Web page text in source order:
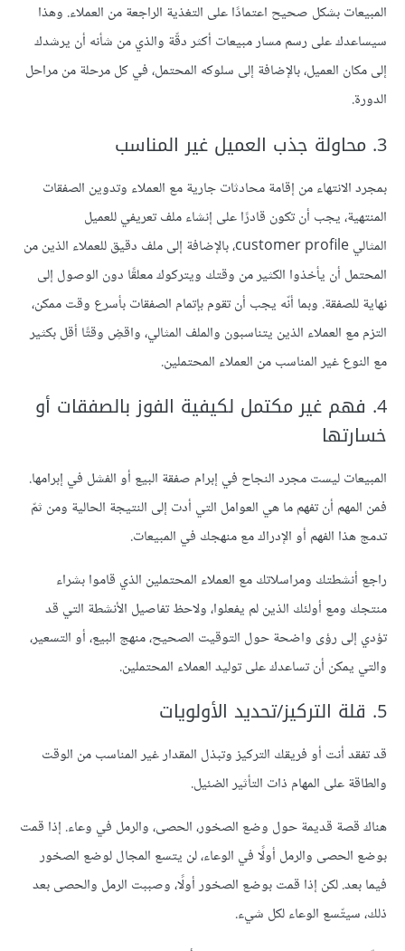
المبيعات بشكل صحيح اعتمادًا على التغذية الراجعة من العملاء. وهذا
سيساعدك على رسم مسار مبيعات أكثر دقّة والذي من شأنه أن يرشدك
إلى مكان العميل، بالإضافة إلى سلوكه المحتمل، في كل مرحلة من مراحل
الدورة.
3. محاولة جذب العميل غير المناسب
بمجرد الانتهاء من إقامة محادثات جارية مع العملاء وتدوين الصفقات
المنتهية، يجب أن تكون قادرًا على إنشاء ملف تعريفي للعميل
المثالي customer profile، بالإضافة إلى ملف دقيق للعملاء الذين من
المحتمل أن يأخذوا الكثير من وقتك ويتركوك معلقًا دون الوصول إلى
نهاية للصفقة. وبما أنّه يجب أن تقوم بإتمام الصفقات بأسرع وقت ممكن،
التزم مع العملاء الذين يتناسبون والملف المثالي، واقضِ وقتًا أقل بكثير
مع النوع غير المناسب من العملاء المحتملين.
4. فهم غير مكتمل لكيفية الفوز بالصفقات أو
خسارتها
المبيعات ليست مجرد النجاح في إبرام صفقة البيع أو الفشل في إبرامها.
فمن المهم أن تفهم ما هي العوامل التي أدت إلى النتيجة الحالية ومن ثمّ
تدمج هذا الفهم أو الإدراك مع منهجك في المبيعات.
راجع أنشطتك ومراسلاتك مع العملاء المحتملين الذي قاموا بشراء
منتجك ومع أولئك الذين لم يفعلوا، ولاحظ تفاصيل الأنشطة التي قد
تؤدي إلى رؤى واضحة حول التوقيت الصحيح، منهج البيع، أو التسعير،
والتي يمكن أن تساعدك على توليد العملاء المحتملين.
5. قلة التركيز/تحديد الأولويات
قد تفقد أنت أو فريقك التركيز وتبذل المقدار غير المناسب من الوقت
والطاقة على المهام ذات التأثير الضئيل.
هناك قصة قديمة حول وضع الصخور، الحصى، والرمل في وعاء. إذا قمت
بوضع الحصى والرمل أولًا في الوعاء، لن يتسع المجال لوضع الصخور
فيما بعد. لكن إذا قمت بوضع الصخور أولًا، وصببت الرمل والحصى بعد
ذلك، سيتّسع الوعاء لكل شيء.